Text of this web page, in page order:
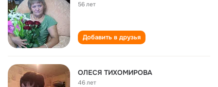
56 лет
Добавить в друзья
ОЛЕСЯ ТИХОМИРОВА
46 лет